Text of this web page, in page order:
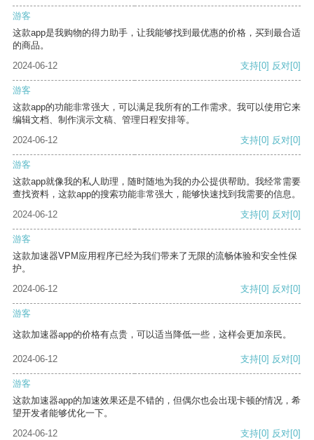
游客
这款app是我购物的得力助手，让我能够找到最优惠的价格，买到最合适
的商品。
2024-06-12
支持[0] 反对[0]
游客
这款app的功能非常强大，可以满足我所有的工作需求。我可以使用它来
编辑文档、制作演示文稿、管理日程安排等。
2024-06-12
支持[0] 反对[0]
游客
这款app就像我的私人助理，随时随地为我的办公提供帮助。我经常需要
查找资料，这款app的搜索功能非常强大，能够快速找到我需要的信息。
2024-06-12
支持[0] 反对[0]
游客
这款加速器VPM应用程序已经为我们带来了无限的流畅体验和安全性保
护。
2024-06-12
支持[0] 反对[0]
游客
这款加速器app的价格有点贵，可以适当降低一些，这样会更加亲民。
2024-06-12 支持[0] 反对[0]
游客
这款加速器app的加速效果还是不错的，但偶尔也会出现卡顿的情况，希
望开发者能够优化一下。
2024-06-12
支持[0] 反对[0]